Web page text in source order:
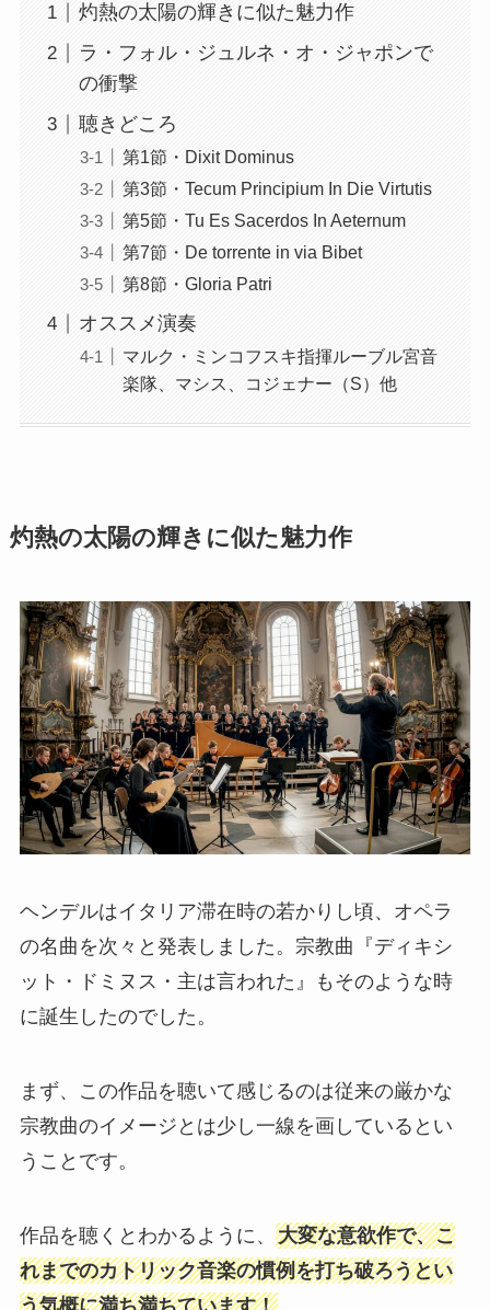
灼熱の太陽の輝きに似た魅力作
ラ・フォル・ジュルネ・オ・ジャポンで
の衝撃
聴きどころ
第1節・Dixit Dominus
第3節・Tecum Principium In Die Virtutis
第5節・Tu Es Sacerdos In Aeternum
第7節・De torrente in via Bibet
第8節・Gloria Patri
オススメ演奏
マルク・ミンコフスキ指揮ルーブル宮音
楽隊、マシス、コジェナー（S）他
灼熱の太陽の輝きに似た魅力作
ヘンデルはイタリア滞在時の若かりし頃、オペラ
の名曲を次々と発表しました。宗教曲『ディキシ
ット・ドミヌス・主は言われた』もそのような時
に誕生したのでした。
まず、この作品を聴いて感じるのは従来の厳かな
宗教曲のイメージとは少し一線を画しているとい
うことです。
作品を聴くとわかるように、 大変な意欲作で、こ
れまでのカトリック音楽の慣例を打ち破ろうとい